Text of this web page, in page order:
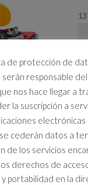
de protección de
serán responsable
nos hace llegar a
la suscripción a
cederán datos a
de los servicios
derechos de
portabilidad en la